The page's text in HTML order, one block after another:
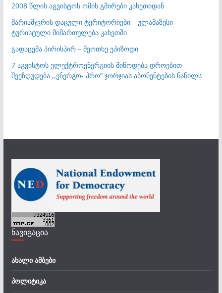
2008 წლის აგვისტოს ომის გმირები კახეთიდან
მარიამჯვრის დაცული ტერიტორიები – ულამაზესი
ტურისტული მიმართულება კახეთში
გადაცემა პირისპირ – მეოთხე ეპიზოდი
7 აგვისტოს ელექტროენერგიის მიწოდება დროებით
შეეზღუდება ,,ენერგო- პრო” ჯორჯიას აბონენტების ნაწილს
ნავიგაცია
ახალი ამბები
პოლიტიკა